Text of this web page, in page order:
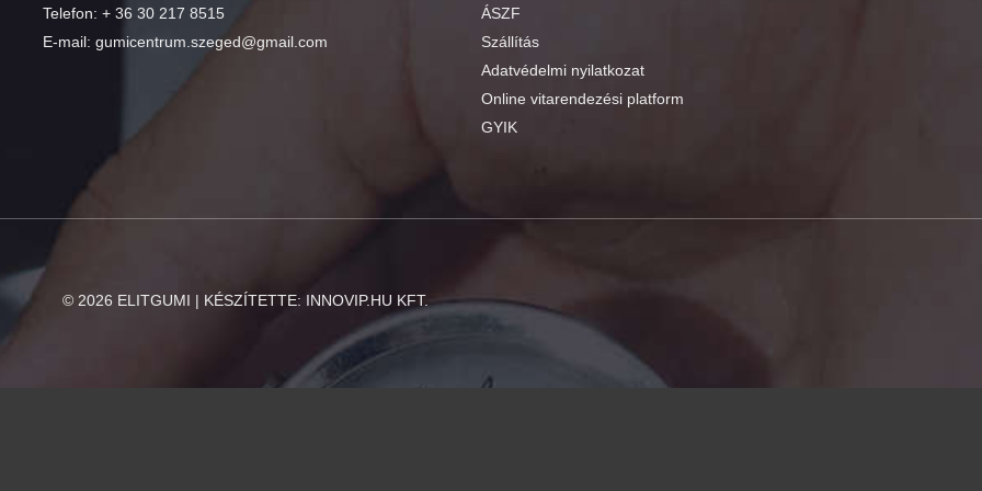
Telefon: + 36 30 217 8515
E-mail: gumicentrum.szeged@gmail.com
ÁSZF
Szállítás
Adatvédelmi nyilatkozat
Online vitarendezési platform
GYIK
© 2026 ELITGUMI | KÉSZÍTETTE: INNOVIP.HU KFT.